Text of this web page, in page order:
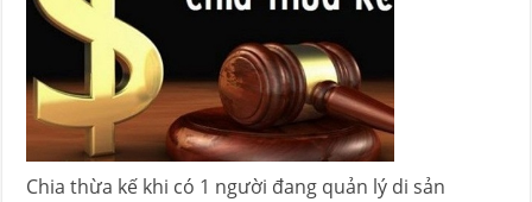
Chia thừa kế khi có 1 người đang quản lý di sản